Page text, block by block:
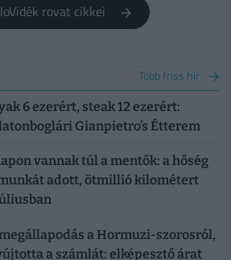
rovat cikkei
Több friss hír
6 ezerért, steak 12 ezerért:
Gianpietro’s Étterem
vannak túl a mentők: a hőség
adott, ötmillió kilométert
a Hormuzi-szorosról,
a számlát: elképesztő árat